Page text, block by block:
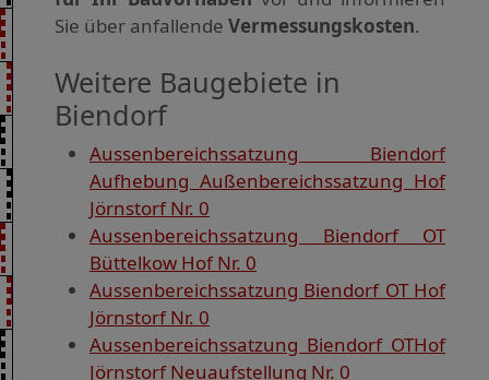
Sie über anfallende Vermessungskosten.
Weitere Baugebiete in
Biendorf
Aussenbereichssatzung Biendorf
Aufhebung Außenbereichssatzung Hof
Jörnstorf Nr. 0
Aussenbereichssatzung Biendorf OT
Büttelkow Hof Nr. 0
Aussenbereichssatzung Biendorf OT Hof
Jörnstorf Nr. 0
Aussenbereichssatzung Biendorf OTHof
Jörnstorf Neuaufstellung Nr. 0